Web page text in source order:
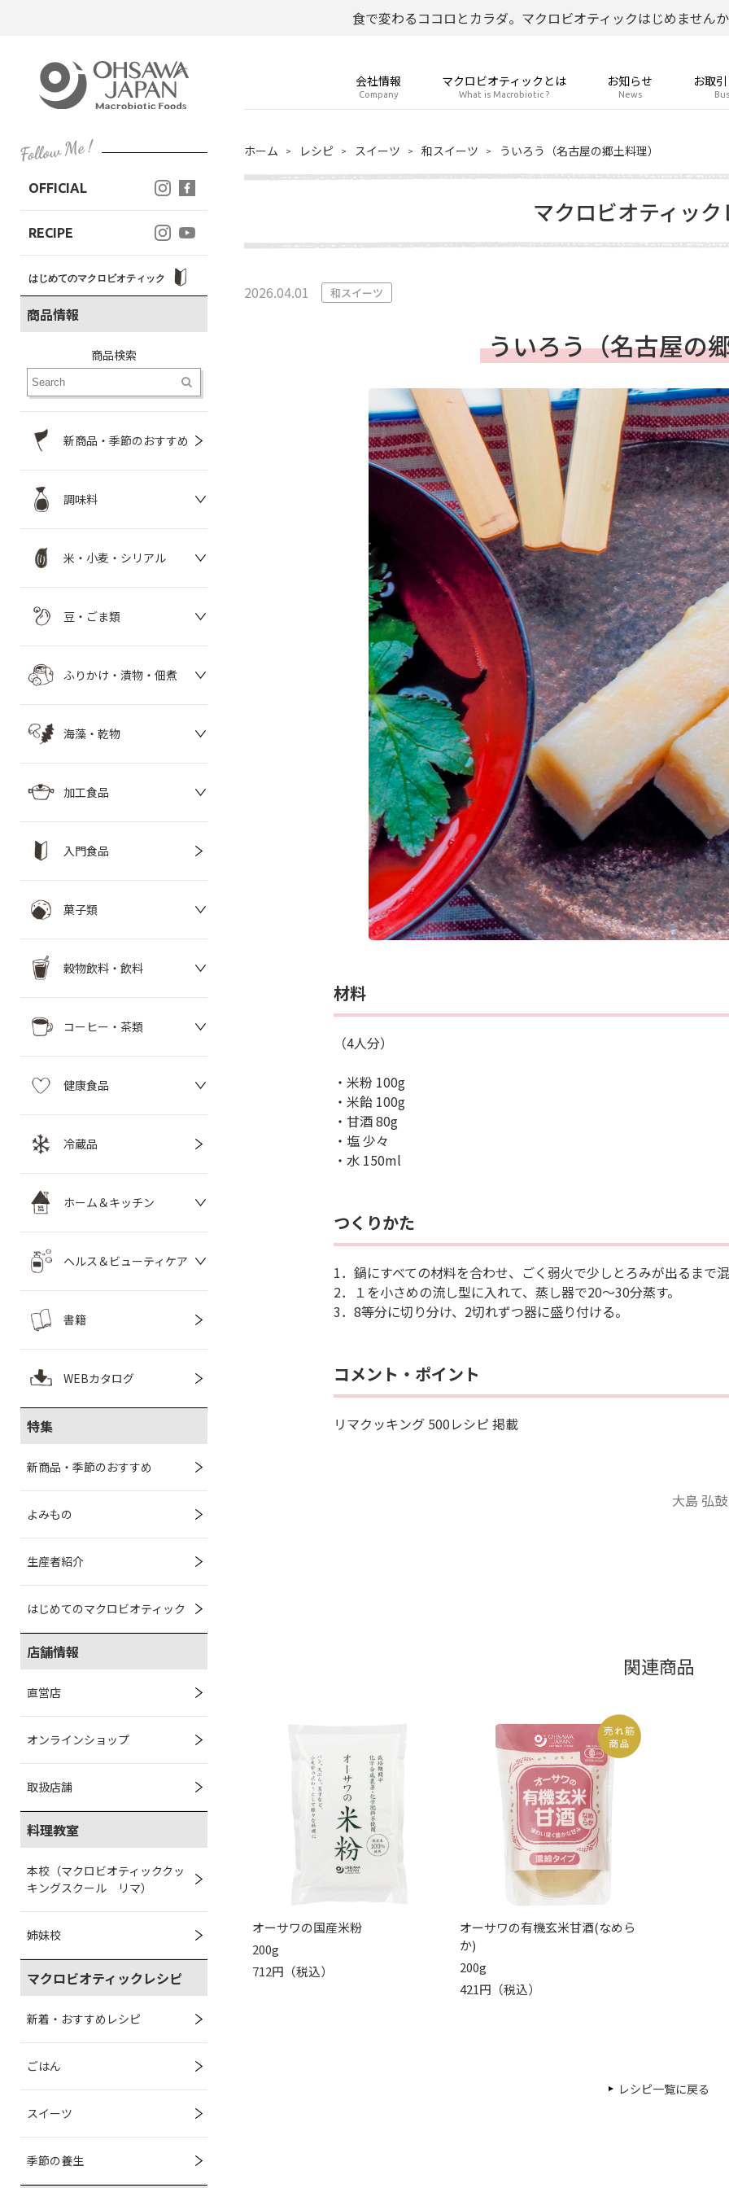
食で変わるココロとカラダ。マクロビオティックはじめません
会社情報
Company
マクロビオティックとは
What is Macrobiotic ?
お知らせ
News
お取
OFFICIAL
RECIPE
はじめてのマクロビオティック
商品情報
商品検索
新商品・季節のおすすめ
調味料
米・小麦・シリアル
豆・ごま類
ふりかけ・漬物・佃煮
海藻・乾物
加工食品
入門食品
菓子類
穀物飲料・飲料
コーヒー・茶類
健康食品
冷蔵品
ホーム＆キッチン
ヘルス＆ビューティケア
書籍
WEBカタログ
特集
新商品・季節のおすすめ
よみもの
生産者紹介
はじめてのマクロビオティック
店舗情報
直営店
オンラインショップ
取扱店舗
料理教室
本校（マクロビオティッククッ
キングスクール リマ）
姉妹校
マクロビオティックレシピ
新着・おすすめレシピ
ごはん
スイーツ
季節の養生
ホーム レシピ スイーツ 和スイーツ ういろう（名古屋の郷土料理）
マクロビオティック
2026.04.01 和スイーツ
ういろう（名古屋の
材料
（4人分）
・米粉 100g
・米飴 100g
・甘酒 80g
・塩 少々
・水 150ml
つくりかた
1．鍋にすべての材料を合わせ、ごく弱火で少しとろみが出るまで混
2．１を小さめの流し型に入れて、蒸し器で20～30分蒸す。
3．8等分に切り分け、2切れずつ器に盛り付ける。
コメント・ポイント
リマクッキング 500レシピ 掲載
大島 弘
関連商品
オーサワの国産米粉
200g
712円（税込）
オーサワの有機玄米甘酒(なめら
か)
200g
421円（税込）
レシピ一覧に戻る